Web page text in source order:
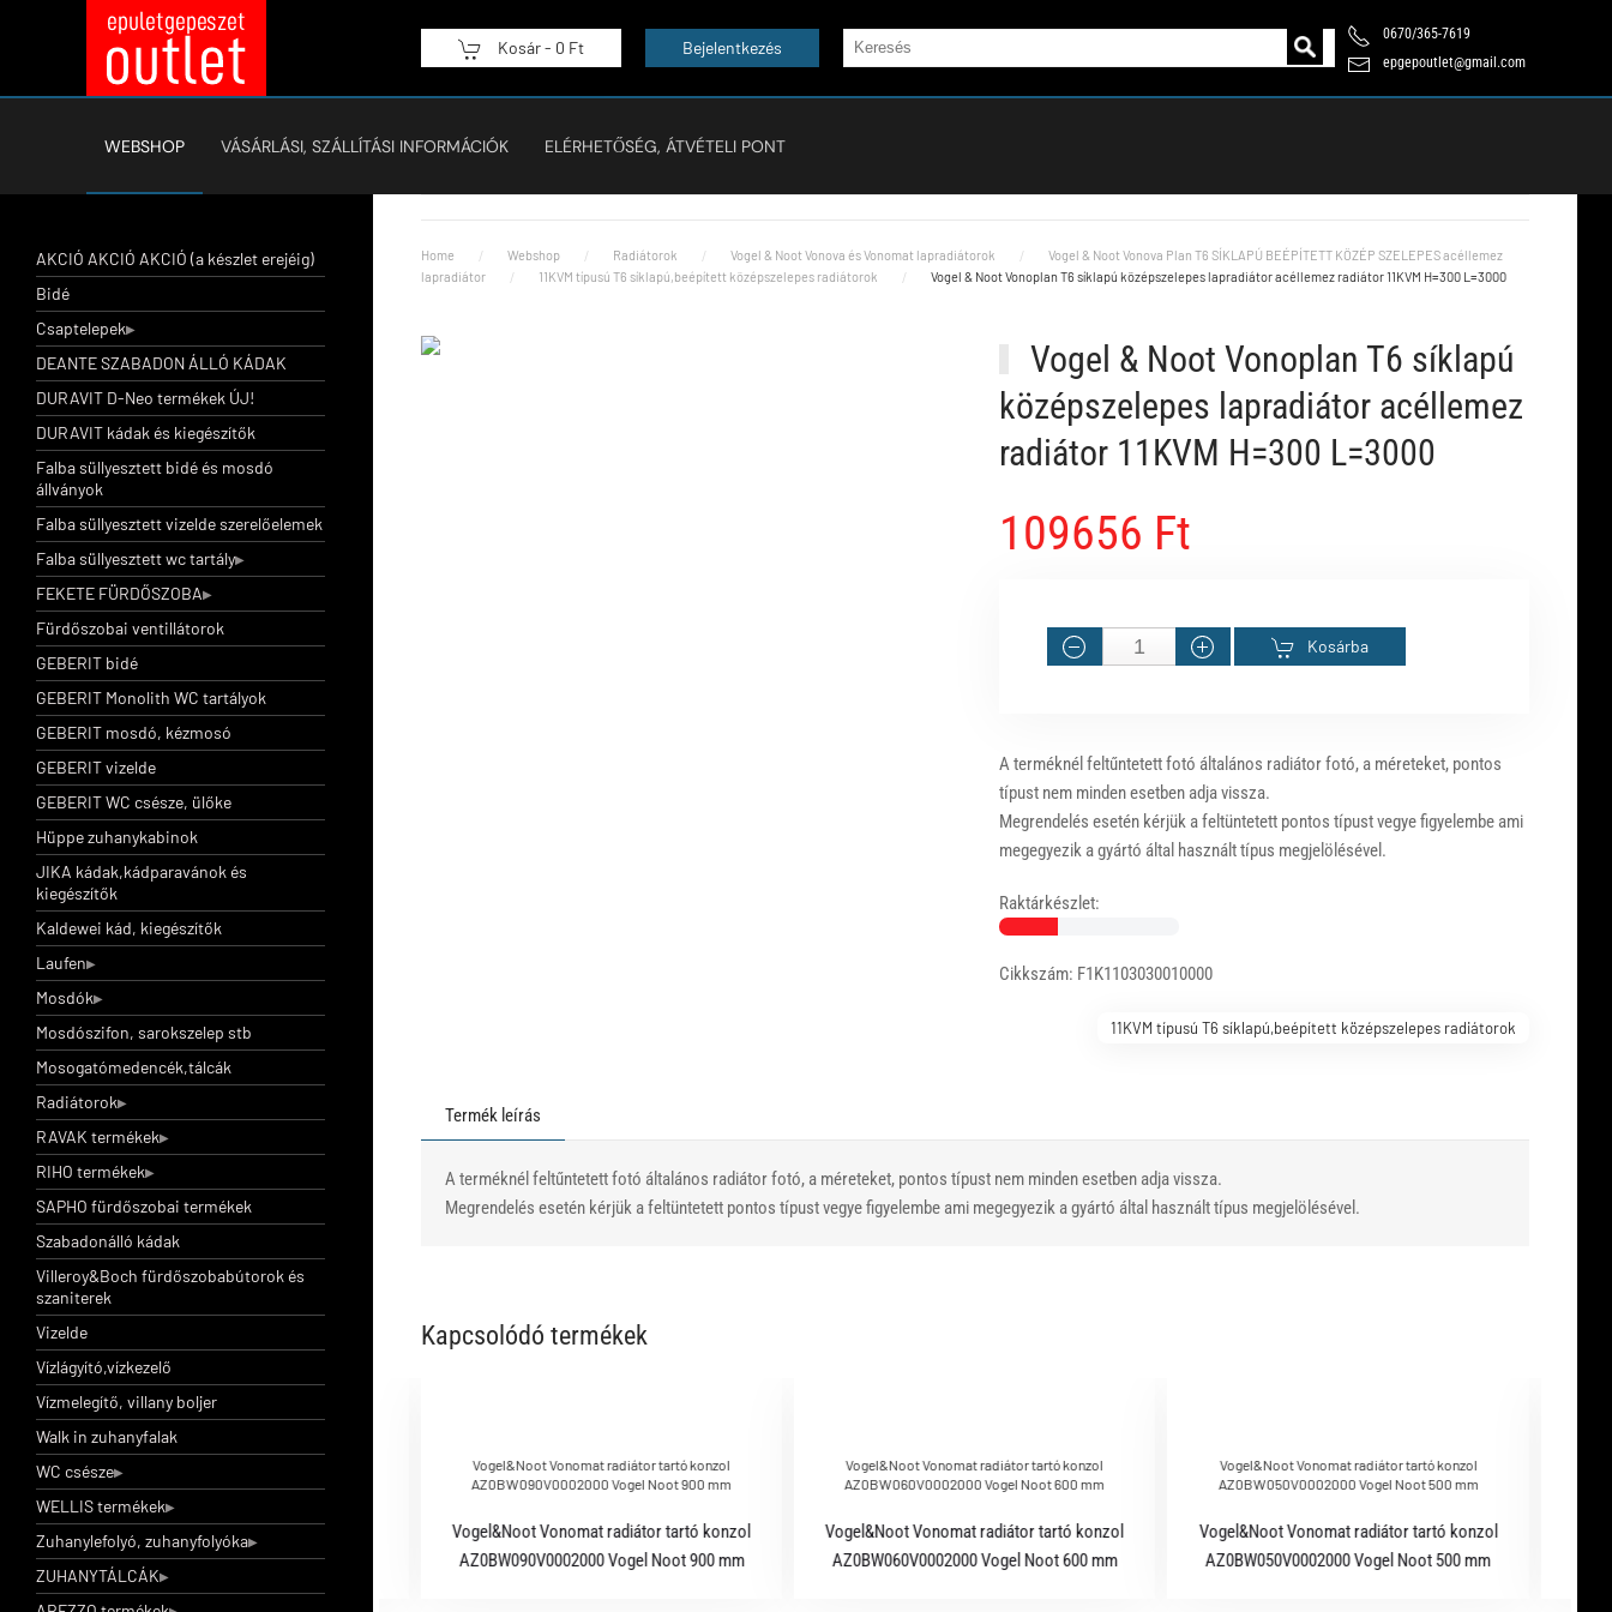
Fő tartalom átugrása Kosár - 0 Ft Bejelentkezés
0670/365-7619
epgepoutlet@gmail.com
WEBSHOP VÁSÁRLÁSI, SZÁLLÍTÁSI INFORMÁCIÓK ELÉRHETŐSÉG, ÁTVÉTELI PONT
Home Webshop Radiátorok Vogel & Noot Vonova és Vonomat lapradiátorok
Vogel & Noot Vonova Plan T6 SÍKLAPÚ BEÉPÍTETT KÖZÉP SZELEPES acéllemez
lapradiátor
11KVM típusú T6 síklapú,beépített középszelepes radiátorok Vogel & Noot Vonoplan T6 síklapú középszelepes lapradiátor acéllemez radiátor 11KVM H=300 L=3000
Vogel & Noot Vonoplan T6 síklapú
középszelepes lapradiátor acéllemez
radiátor 11KVM H=300 L=3000
109656 Ft
Kosárba
A terméknél feltűntetett fotó általános radiátor fotó, a méreteket, pontos
típust nem minden esetben adja vissza.
Megrendelés esetén kérjük a feltüntetett pontos típust vegye figyelembe ami
megegyezik a gyártó által használt típus megjelölésével.
Raktárkészlet:
Cikkszám: F1K1103030010000
11KVM típusú T6 síklapú,beépített középszelepes radiátorok
Termék leírás
A terméknél feltűntetett fotó általános radiátor fotó, a méreteket, pontos típust nem minden esetben adja vissza.
Megrendelés esetén kérjük a feltüntetett pontos típust vegye figyelembe ami megegyezik a gyártó által használt típus megjelölésével.
Kapcsolódó termékek
Vogel&Noot radiátor dugószett, kézi légtelenítővel
Vogel&Noot radiátor dugószett, kézi
légtelenítővel 1/2
Vogel&Noot Vonomat radiátor tartó konzol
AZ0BW090V0002000 Vogel Noot 900 mm
Vogel&Noot Vonomat radiátor tartó konzol
AZ0BW090V0002000 Vogel Noot 900 mm
Vogel&Noot Vonomat radiátor tartó konzol
AZ0BW060V0002000 Vogel Noot 600 mm
Vogel&Noot Vonomat radiátor tartó konzol
AZ0BW060V0002000 Vogel Noot 600 mm
Vogel&Noot Vonomat radiátor tartó konzol
AZ0BW050V0002000 Vogel Noot 500 mm
Vogel&Noot Vonomat radiátor tartó konzol
AZ0BW050V0002000 Vogel Noot 500 mm
AKCIÓ AKCIÓ AKCIÓ (a készlet erejéig)
Bidé
Csaptelepek
DEANTE SZABADON ÁLLÓ KÁDAK
DURAVIT D-Neo termékek ÚJ!
DURAVIT kádak és kiegészítők
Falba süllyesztett bidé és mosdó
állványok
Falba süllyesztett vizelde szerelőelemek
Falba süllyesztett wc tartály
FEKETE FÜRDŐSZOBA
Fürdőszobai ventillátorok
GEBERIT bidé
GEBERIT Monolith WC tartályok
GEBERIT mosdó, kézmosó
GEBERIT vizelde
GEBERIT WC csésze, ülőke
Hüppe zuhanykabinok
JIKA kádak,kádparavánok és
kiegészítők
Kaldewei kád, kiegészítők
Laufen
Mosdók
Mosdószifon, sarokszelep stb
Mosogatómedencék,tálcák
Radiátorok
RAVAK termékek
RIHO termékek
SAPHO fürdőszobai termékek
Szabadonálló kádak
Villeroy&Boch fürdőszobabútorok és
szaniterek
Vizelde
Vízlágyító,vízkezelő
Vízmelegítő, villany boljer
Walk in zuhanyfalak
WC csésze
WELLIS termékek
Zuhanylefolyó, zuhanyfolyóka
ZUHANYTÁLCÁK